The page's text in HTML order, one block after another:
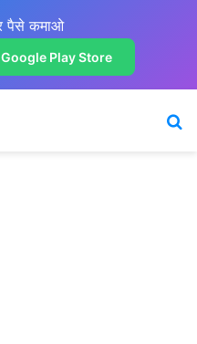
पैसे कमाओ
Play Store